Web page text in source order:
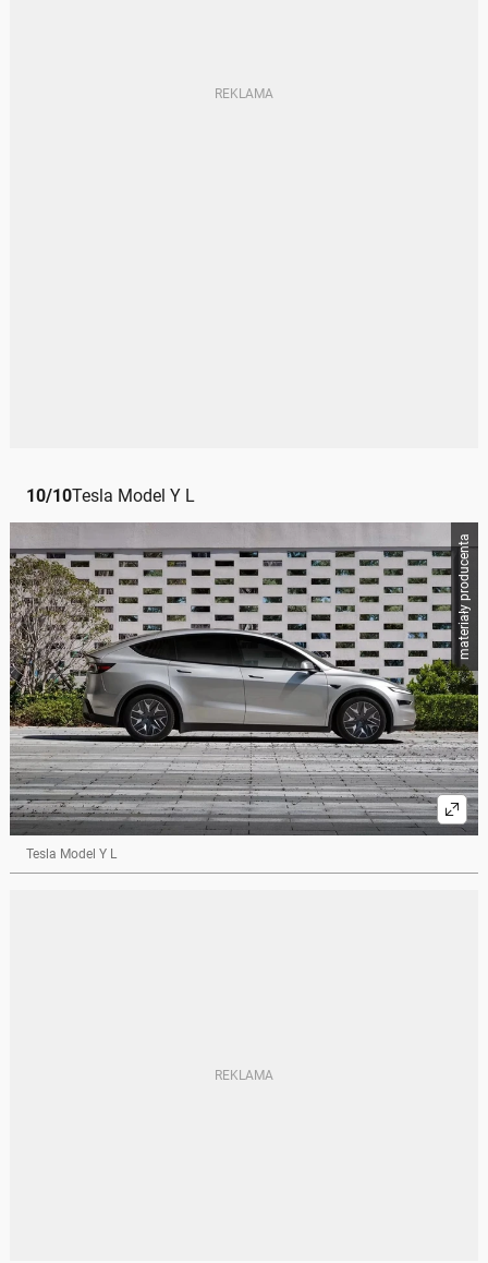
10/10Tesla Model Y L
materiały producenta
Tesla Model Y L